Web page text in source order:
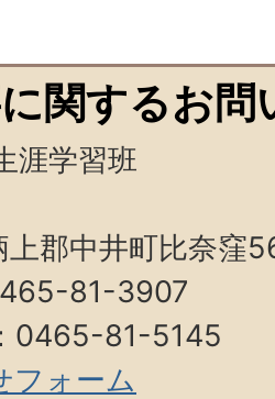
関するお問
涯学習班
上郡中井町比奈窪
81-3907
0465-81-5145
フォーム